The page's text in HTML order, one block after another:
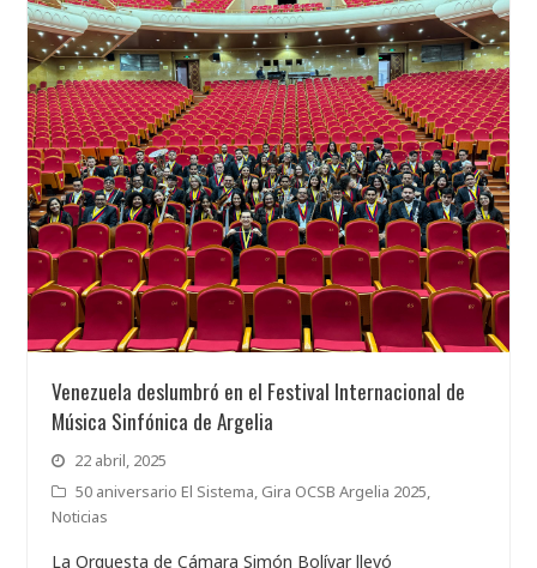
Venezuela deslumbró en el Festival Internacional de
Música Sinfónica de Argelia
22 abril, 2025
50 aniversario El Sistema, Gira OCSB Argelia 2025,
Noticias
La Orquesta de Cámara Simón Bolívar llevó